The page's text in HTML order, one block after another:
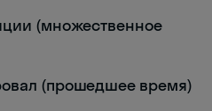
(множественное
(прошедшее время)